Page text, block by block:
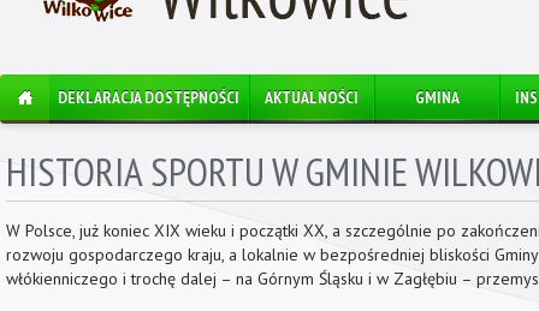
DEKLARACJA DOSTĘPNOŚCI AKTUALNOŚCI GMINA
HISTORIA SPORTU W GMINIE
W Polsce, już koniec XIX wieku i początki XX, a szczególnie po
rozwoju gospodarczego kraju, a lokalnie w bezpośredniej bliskości
włókienniczego i trochę dalej – na Górnym Śląsku i w Zagłębiu –